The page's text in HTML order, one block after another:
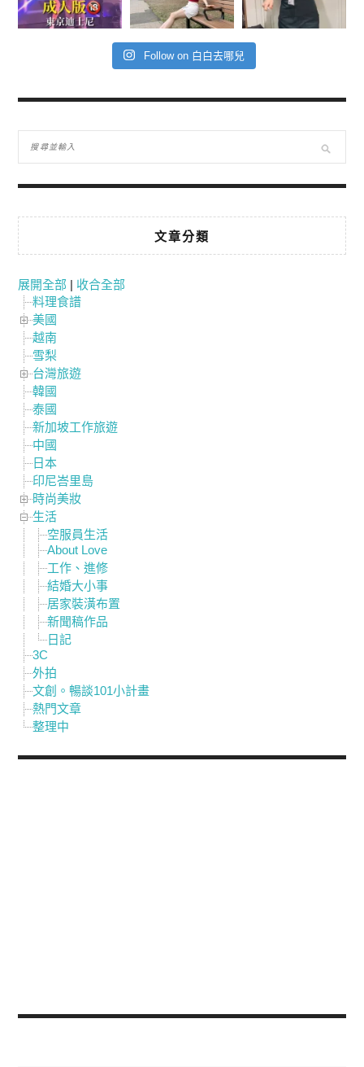
Follow on 白白去哪兒
文章分類
展開全部 | 收合全部
料理食譜
美國
越南
雪梨
台灣旅遊
韓國
泰國
新加坡工作旅遊
中國
日本
印尼峇里島
時尚美妝
生活
空服員生活
About Love
工作、進修
結婚大小事
居家裝潢布置
新聞稿作品
日記
3C
外拍
文創。暢談101小計畫
熱門文章
整理中